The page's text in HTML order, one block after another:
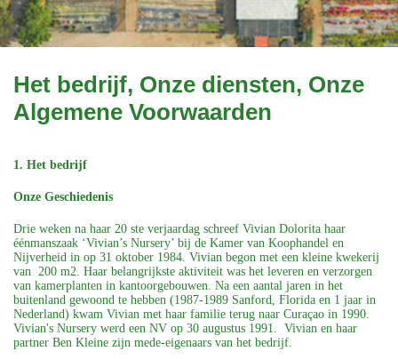
Het bedrijf, Onze diensten, Onze
Algemene Voorwaarden
1. Het bedrijf
Onze Geschiedenis
Drie weken na haar 20 ste verjaardag schreef Vivian Dolorita haar
éénmanszaak ‘Vivian’s Nursery’ bij de Kamer van Koophandel en
Nijverheid in op 31 oktober 1984. Vivian begon met een kleine kwekerij
van 200 m2. Haar belangrijkste aktiviteit was het leveren en verzorgen
van kamerplanten in kantoorgebouwen. Na een aantal jaren in het
buitenland gewoond te hebben (1987-1989 Sanford, Florida en 1 jaar in
Nederland) kwam Vivian met haar familie terug naar Curaçao in 1990.
Vivian's Nursery werd een NV op 30 augustus 1991. Vivian en haar
partner Ben Kleine zijn mede-eigenaars van het bedrijf.